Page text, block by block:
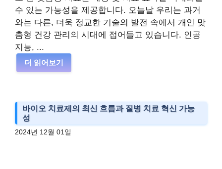
수 있는 가능성을 제공합니다. 오늘날 우리는 과거
와는 다른, 더욱 정교한 기술의 발전 속에서 개인 맞
춤형 건강 관리의 시대에 접어들고 있습니다. 인공
지능, ...
더 읽어보기
바이오 치료제의 최신 흐름과 질병 치료 혁신 가능
성
2024년 12월 01일